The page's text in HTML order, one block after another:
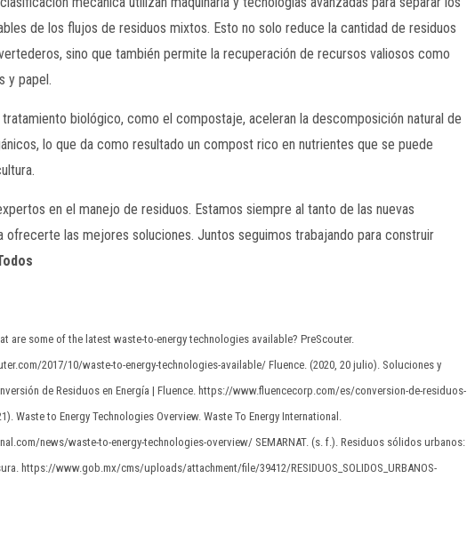
de los flujos de residuos mixtos. Esto no solo reduce la cantidad de residuos
sino que también permite la recuperación de recursos valiosos como
y papel.
biológico, como el compostaje, aceleran la descomposición natural de
lo que da como resultado un compost rico en nutrientes que se puede
en el manejo de residuos. Estamos siempre al tanto de las nuevas
ofrecerte las mejores soluciones. Juntos seguimos trabajando para construir
are some of the latest waste-to-energy technologies available? PreScouter.
2017/10/waste-to-energy-technologies-available/ Fluence. (2020, 20 julio). Soluciones y
de Residuos en Energía | Fluence. https://www.fluencecorp.com/es/conversion-de-residuos-
Waste to Energy Technologies Overview. Waste To Energy International.
news/waste-to-energy-technologies-overview/ SEMARNAT. (s. f.). Residuos sólidos urbanos:
https://www.gob.mx/cms/uploads/attachment/file/39412/RESIDUOS_SOLIDOS_URBANOS-